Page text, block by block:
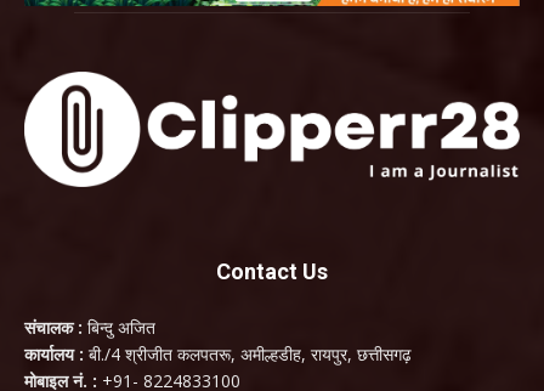
Contact Us
संचालक : बिन्दु अजित
कार्यालय : बी./4 श्रीजीत कलपतरू, अमील्हडीह, रायपुर, छत्तीसगढ़
मोबाइल नं. : +91- 8224833100